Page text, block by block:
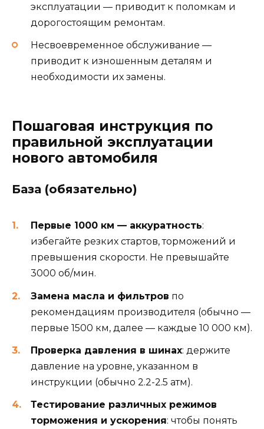
эксплуатации — приводит к поломкам и
дорогостоящим ремонтам.
Несвоевременное обслуживание —
приводит к изношенным деталям и
необходимости их замены.
Пошаговая инструкция по
правильной эксплуатации
нового автомобиля
База (обязательно)
Первые 1000 км — аккуратность:
избегайте резких стартов, торможений и
превышения скорости. Не превышайте
3000 об/мин.
Замена масла и фильтров по
рекомендациям производителя (обычно —
первые 1500 км, далее — каждые 10 000 км).
Проверка давления в шинах: держите
давление на уровне, указанном в
инструкции (обычно 2.2-2.5 атм).
Тестирование различных режимов
торможения и ускорения: чтобы понять